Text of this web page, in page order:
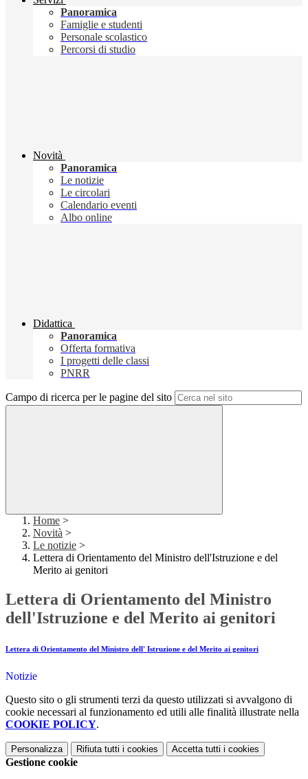
Panoramica
Famiglie e studenti
Personale scolastico
Percorsi di studio
Novità
Panoramica
Le notizie
Le circolari
Calendario eventi
Albo online
Didattica
Panoramica
Offerta formativa
I progetti delle classi
PNRR
Campo di ricerca per le pagine del sito
Home >
Novità >
Le notizie >
Lettera di Orientamento del Ministro dell'Istruzione e del
Merito ai genitori
Lettera di Orientamento del Ministro
dell'Istruzione e del Merito ai genitori
Lettera di Orientamento del Ministro dell' Istruzione e del Merito ai genitori
Notizie
Questo sito o gli strumenti terzi da questo utilizzati si avvalgono di
cookie necessari al funzionamento ed utili alle finalità illustrate nella
COOKIE POLICY.
Personalizza Rifiuta tutti i cookies Accetta tutti i cookies
Gestione cookie